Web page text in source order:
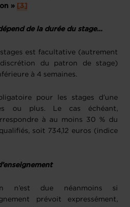
»
[3]
de la durée du stage…
stages est facultative (autrement
du patron de stage)
à 4 semaines.
pour les stages d’une
ou plus. Le cas échéant,
à au moins 30 % du
soit 734,12 euros (indice
n’est due néanmoins si
prévoit expressément,